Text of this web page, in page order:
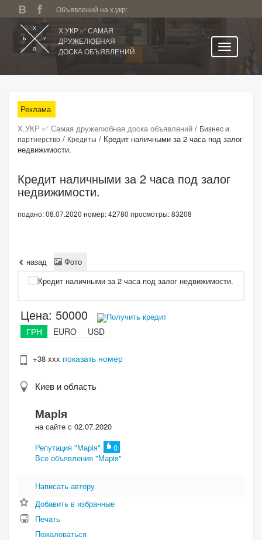
Объявлений на х.укр:
Х.УКР ✅ САМАЯ
ДРУЖЕЛЮБНАЯ
ДОСКА ОБЪЯВЛЕНИЙ
Все регионы
Категории
Избранное
Личный кабинет
Поиск по сайту
Подать объявление
Реклама
Х.УКР ✅ Самая дружелюбная доска объявлений / Бизнес и
партнерство / Кредиты / Кредит наличными за 2 часа под залог
недвижимости.
Кредит наличными за 2 часа под залог
недвижимости.
подано: 08.07.2020 номер: 42780 просмотры: 83208
назад Фото
Цена: 50000 Получить кредит
ГРН EURO USD
+38 xxx показать номер
Киев и область
Марiя
на сайте с 02.07.2020
Репутация "Марiя"
0
Все объявления "Марiя"
Написать автору
Добавить в избранные
Печать
Пожаловаться